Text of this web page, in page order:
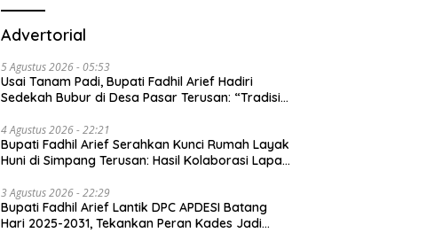
Advertorial
5 Agustus 2026 - 05:53
Usai Tanam Padi, Bupati Fadhil Arief Hadiri
Sedekah Bubur di Desa Pasar Terusan: “Tradisi
4 Agustus 2026 - 22:21
Bupati Fadhil Arief Serahkan Kunci Rumah Layak
Huni di Simpang Terusan: Hasil Kolaborasi Lapas
3 Agustus 2026 - 22:29
Bupati Fadhil Arief Lantik DPC APDESI Batang
Hari 2025-2031, Tekankan Peran Kades Jadi